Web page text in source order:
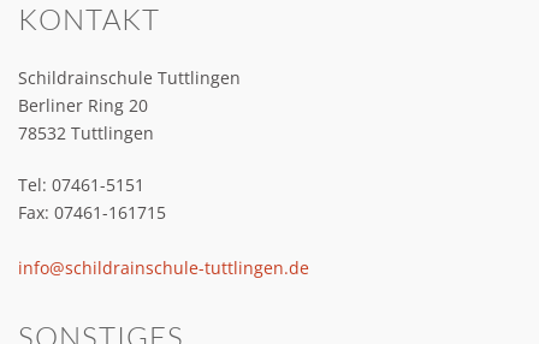
KONTAKT
Schildrainschule Tuttlingen
Berliner Ring 20
78532 Tuttlingen
Tel: 07461-5151
Fax: 07461-161715
info@schildrainschule-tuttlingen.de